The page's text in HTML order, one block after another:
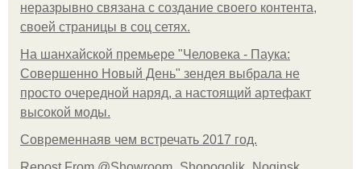
неразрывно связана с создание своего контента,
своей страницы в соц сетях.
На шанхайской премьере "Человека - Паука:
Совершенно Новый День" зендея выбрала не
просто очередной наряд, а настоящий артефакт
высокой моды.
Современнаяв чем встречать 2017 год.